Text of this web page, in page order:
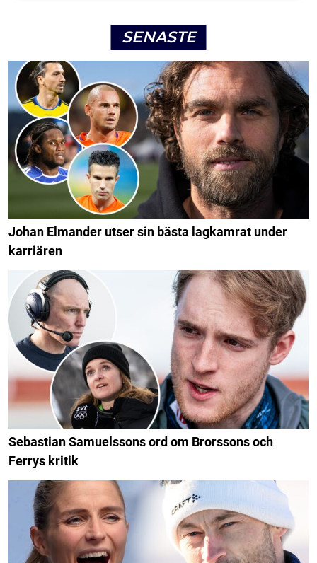
SENASTE
Johan Elmander utser sin bästa lagkamrat under
karriären
Sebastian Samuelssons ord om Brorssons och
Ferrys kritik